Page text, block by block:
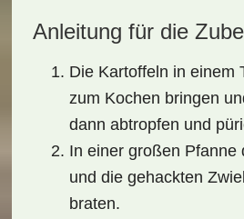
Anleitung für die
Die Kartoffeln in einem
zum Kochen bringen
dann abtropfen und
In einer großen Pfanne
und die gehackten
braten.